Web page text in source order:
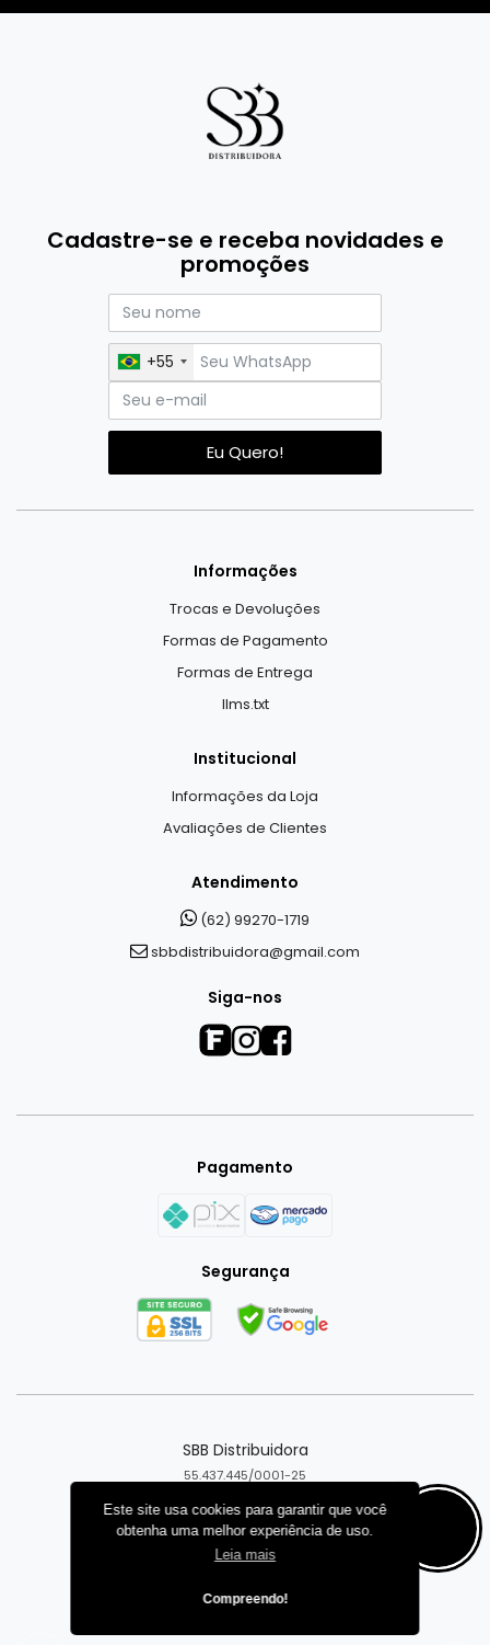
Este site usa cookies para garantir que você
obtenha uma melhor experiência de uso.
Leia mais
Compreendo!
Cadastre-se e receba novidades e
promoções
+55
Eu Quero!
Informações
Trocas e Devoluções
Formas de Pagamento
Formas de Entrega
llms.txt
Institucional
Informações da Loja
Avaliações de Clientes
Atendimento
(62) 99270-1719
sbbdistribuidora@gmail.com
Siga-nos
Pagamento
Segurança
SBB Distribuidora
55.437.445/0001-25
Criar loja virtual com a plataforma